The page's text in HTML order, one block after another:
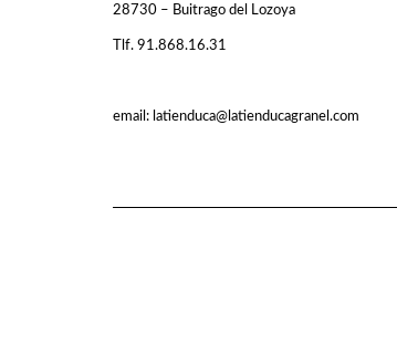
28730 – Buitrago del Lozoya
Tlf. 91.868.16.31
email: latienduca@latienducagranel.com